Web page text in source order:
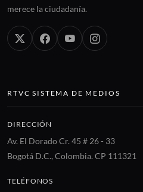
merece la ciudadanía.
RTVC SISTEMA DE MEDIOS
DIRECCIÓN
Av. El Dorado Cr. 45 # 26 - 33
Bogotá D.C., Colombia. CP 111321
TELÉFONOS